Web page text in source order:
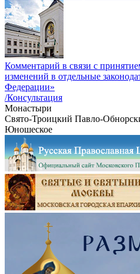
Комментарий в связи с
изменений в отдельные
Федерации»
/Консультация
Монастыри
Свято-Троицкий Павло-
Юношеское